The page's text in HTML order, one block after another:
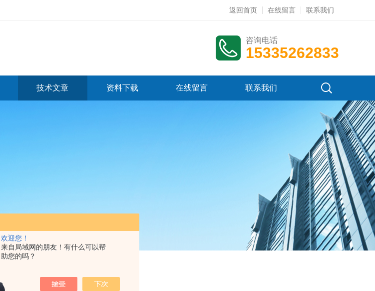
欢迎您！
来自局域网的朋友！有什么可以帮
助您的吗？
返回首页 在线留言 联系我们
咨询电话
15335262833
技术文章 资料下载 在线留言 联系我们
护?